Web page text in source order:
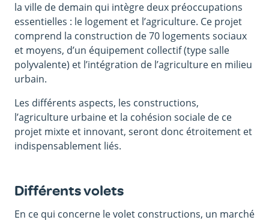
la ville de demain qui intègre deux préoccupations
essentielles : le logement et l’agriculture. Ce projet
comprend la construction de 70 logements sociaux
et moyens, d’un équipement collectif (type salle
polyvalente) et l’intégration de l’agriculture en milieu
urbain.
Les différents aspects, les constructions,
l’agriculture urbaine et la cohésion sociale de ce
projet mixte et innovant, seront donc étroitement et
indispensablement liés.
Différents volets
En ce qui concerne le volet constructions, un marché